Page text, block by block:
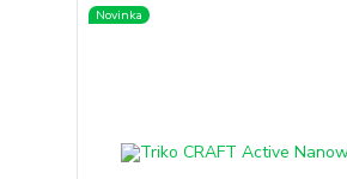
Novinka